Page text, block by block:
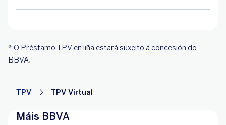
* O Préstamo TPV en liña estará suxeito á concesión do
BBVA.
TPV TPV Virtual
Máis BBVA